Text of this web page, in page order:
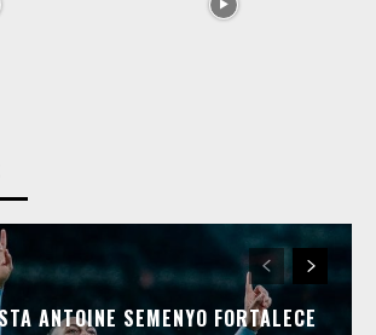
ANTOINE SEMENYO FORTALECE